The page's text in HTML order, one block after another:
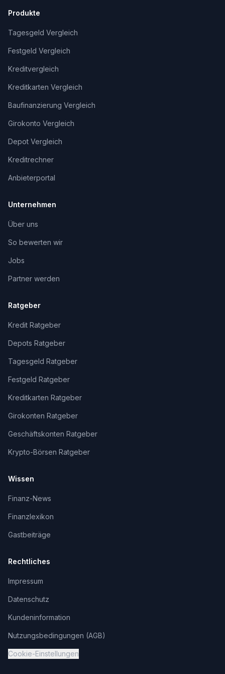
Produkte
Tagesgeld Vergleich
Festgeld Vergleich
Kreditvergleich
Kreditkarten Vergleich
Baufinanzierung Vergleich
Girokonto Vergleich
Depot Vergleich
Kreditrechner
Anbieterportal
Unternehmen
Über uns
So bewerten wir
Jobs
Partner werden
Ratgeber
Kredit Ratgeber
Depots Ratgeber
Tagesgeld Ratgeber
Festgeld Ratgeber
Kreditkarten Ratgeber
Girokonten Ratgeber
Geschäftskonten Ratgeber
Krypto-Börsen Ratgeber
Wissen
Finanz-News
Finanzlexikon
Gastbeiträge
Rechtliches
Impressum
Datenschutz
Kundeninformation
Nutzungsbedingungen (AGB)
Cookie-Einstellungen